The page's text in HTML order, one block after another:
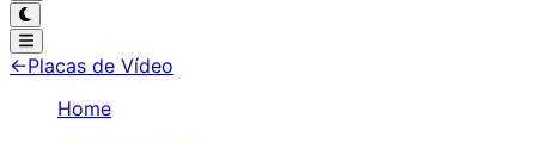
GTX 1650
←Placas de Vídeo
Home